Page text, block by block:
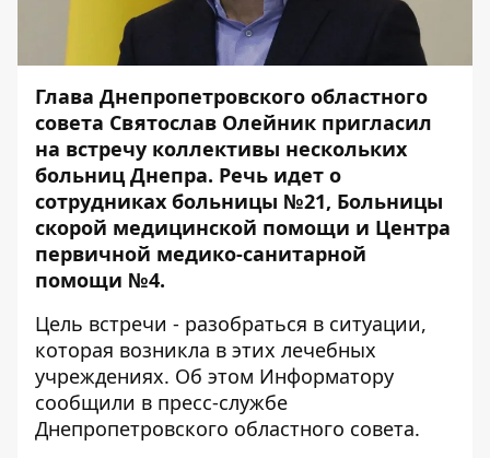
Глава Днепропетровского областного
совета Святослав Олейник пригласил
на встречу коллективы нескольких
больниц Днепра. Речь идет о
сотрудниках больницы №21, Больницы
скорой медицинской помощи и Центра
первичной медико-санитарной
помощи №4.
Цель встречи - разобраться в ситуации,
которая возникла в этих лечебных
учреждениях. Об этом Информатору
сообщили в пресс-службе
Днепропетровского областного совета.